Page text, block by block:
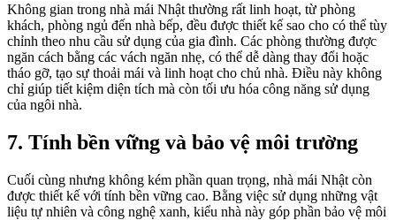
Không gian trong nhà mái Nhật thường rất linh hoạt, từ phòng
khách, phòng ngủ đến nhà bếp, đều được thiết kế sao cho có thể tùy
chỉnh theo nhu cầu sử dụng của gia đình. Các phòng thường được
ngăn cách bằng các vách ngăn nhẹ, có thể dễ dàng thay đổi hoặc
tháo gỡ, tạo sự thoải mái và linh hoạt cho chủ nhà. Điều này không
chỉ giúp tiết kiệm diện tích mà còn tối ưu hóa công năng sử dụng
của ngôi nhà.
7. Tính bền vững và bảo vệ môi trường
Cuối cùng nhưng không kém phần quan trọng, nhà mái Nhật còn
được thiết kế với tính bền vững cao. Bằng việc sử dụng những vật
liệu tự nhiên và công nghệ xanh, kiểu nhà này góp phần bảo vệ môi